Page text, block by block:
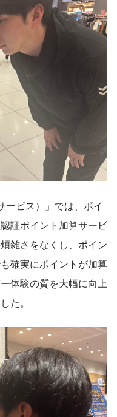
ービス）」では、ポイ
証ポイント加算サービ
雑さをなくし、ポイン
確実にポイントが加算
体験の質を大幅に向上
た。